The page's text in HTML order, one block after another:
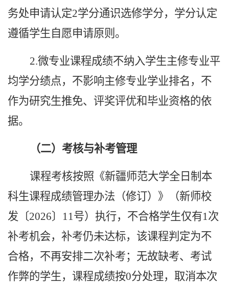
务处申请认定2学分通识选修学分，学分认定
遵循学生自愿申请原则。
2.微专业课程成绩不纳入学生主修专业平
均学分绩点，不影响主修专业学业排名，不
作为研究生推免、评奖评优和毕业资格的依
据。
（二）考核与补考管理
课程考核按照《新疆师范大学全日制本
科生课程成绩管理办法（修订）》（新师校
发〔2026〕11号）执行，不合格学生仅有1次
补考机会，补考仍未达标，该课程判定为不
合格，不再安排二次补考；无故缺考、考试
作弊的学生，课程成绩按0分处理，取消本次